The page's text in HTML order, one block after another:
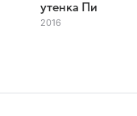
утенка Пи
2016